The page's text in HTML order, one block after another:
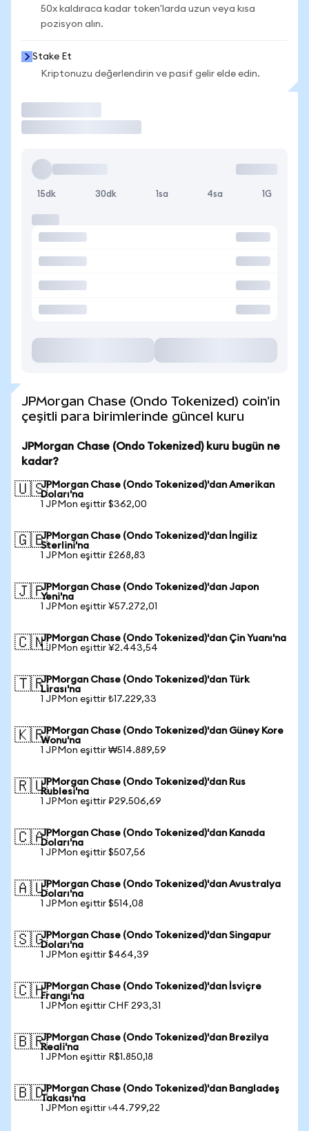
50x kaldıraca kadar token'larda uzun veya kısa
pozisyon alın.
Stake Et
Kriptonuzu değerlendirin ve pasif gelir elde edin.
15dk 30dk 1sa 4sa 1G
JPMorgan Chase (Ondo Tokenized) coin'in
çeşitli para birimlerinde güncel kuru
JPMorgan Chase (Ondo Tokenized) kuru bugün ne
kadar?
🇺🇸JPMorgan Chase (Ondo Tokenized)'dan Amerikan
Doları'na
1 JPMon eşittir $362,00
🇬🇧JPMorgan Chase (Ondo Tokenized)'dan İngiliz
Sterlini'na
1 JPMon eşittir £268,83
🇯🇵JPMorgan Chase (Ondo Tokenized)'dan Japon
Yeni'na
1 JPMon eşittir ¥57.272,01
🇨🇳JPMorgan Chase (Ondo Tokenized)'dan Çin Yuanı'na
1 JPMon eşittir ¥2.443,54
🇹🇷JPMorgan Chase (Ondo Tokenized)'dan Türk
Lirası'na
1 JPMon eşittir ₺17.229,33
🇰🇷JPMorgan Chase (Ondo Tokenized)'dan Güney Kore
Wonu'na
1 JPMon eşittir ₩514.889,59
🇷🇺JPMorgan Chase (Ondo Tokenized)'dan Rus
Rublesi'na
1 JPMon eşittir ₽29.506,69
🇨🇦JPMorgan Chase (Ondo Tokenized)'dan Kanada
Doları'na
1 JPMon eşittir $507,56
🇦🇺JPMorgan Chase (Ondo Tokenized)'dan Avustralya
Doları'na
1 JPMon eşittir $514,08
🇸🇬JPMorgan Chase (Ondo Tokenized)'dan Singapur
Doları'na
1 JPMon eşittir $464,39
🇨🇭JPMorgan Chase (Ondo Tokenized)'dan İsviçre
Frangı'na
1 JPMon eşittir CHF 293,31
🇧🇷JPMorgan Chase (Ondo Tokenized)'dan Brezilya
Reali'na
1 JPMon eşittir R$1.850,18
🇧🇩JPMorgan Chase (Ondo Tokenized)'dan Bangladeş
Takası'na
1 JPMon eşittir ৳44.799,22